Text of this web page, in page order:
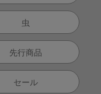
虫
先行商品
セール